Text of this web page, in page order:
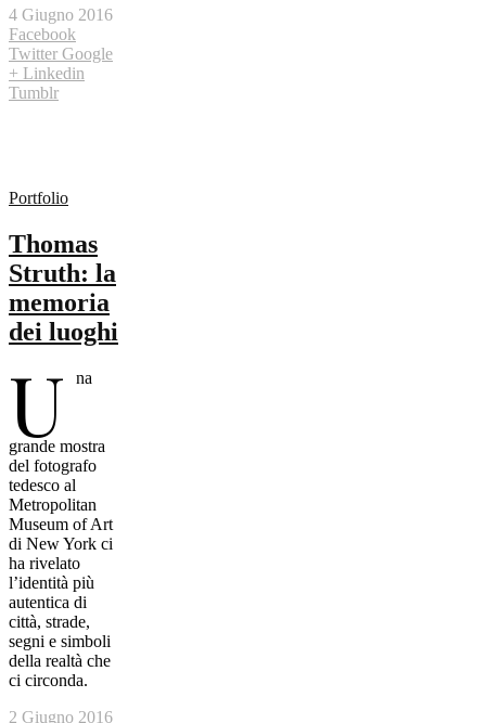
4 Giugno 2016
Facebook
Twitter Google
+ Linkedin
Tumblr
Portfolio
Thomas
Struth: la
memoria
dei luoghi
U na
grande mostra
del fotografo
tedesco al
Metropolitan
Museum of Art
di New York ci
ha rivelato
l’identità più
autentica di
città, strade,
segni e simboli
della realtà che
ci circonda.
2 Giugno 2016